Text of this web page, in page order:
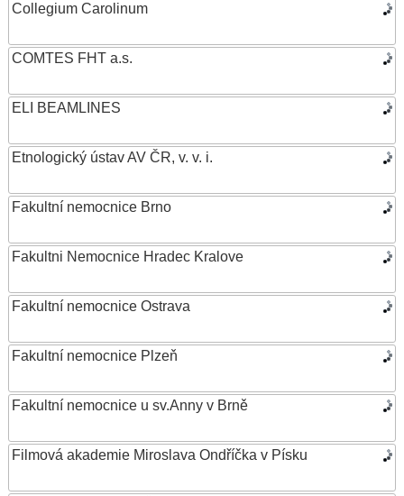
Collegium Carolinum
COMTES FHT a.s.
ELI BEAMLINES
Etnologický ústav AV ČR, v. v. i.
Fakultní nemocnice Brno
Fakultni Nemocnice Hradec Kralove
Fakultní nemocnice Ostrava
Fakultní nemocnice Plzeň
Fakultní nemocnice u sv.Anny v Brně
Filmová akademie Miroslava Ondříčka v Písku